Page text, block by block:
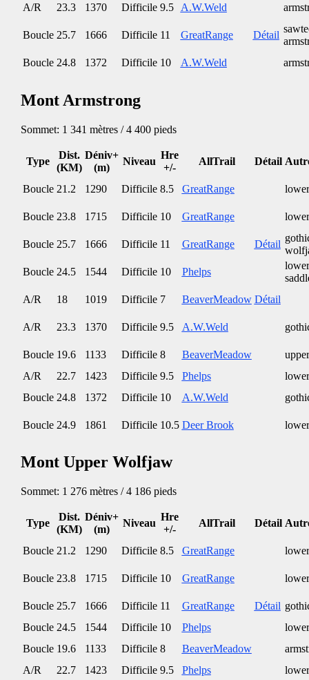
A/R 23.3 1370 Difficile 9.5 A.W.Weld
Boucle 25.7 1666 Difficile 11 GreatRange Détail
Boucle 24.8 1372 Difficile 10 A.W.Weld
Mont Armstrong
Sommet: 1 341 mètres / 4 400 pieds
Type
Dist.
(KM)
Déniv+
(m)
Niveau
Hre
+/-
AllTrail Détail
Boucle 21.2 1290 Difficile 8.5 GreatRange
Boucle 23.8 1715 Difficile 10 GreatRange
Boucle 25.7 1666 Difficile 11 GreatRange Détail
Boucle 24.5 1544 Difficile 10 Phelps
A/R
18 1019 Difficile 7 BeaverMeadow Détail
A/R 23.3 1370 Difficile 9.5 A.W.Weld
Boucle 19.6 1133 Difficile 8 BeaverMeadow
A/R
22.7 1423 Difficile 9.5 Phelps
Boucle 24.8 1372 Difficile 10 A.W.Weld
Boucle 24.9 1861 Difficile 10.5 Deer Brook
Mont Upper Wolfjaw
Sommet: 1 276 mètres / 4 186 pieds
Type
Dist.
(KM)
Déniv+
(m)
Niveau
Hre
+/-
AllTrail Détail
Boucle 21.2 1290 Difficile 8.5 GreatRange
Boucle 23.8 1715 Difficile 10 GreatRange
Boucle 25.7 1666 Difficile 11 GreatRange Détail
Boucle 24.5 1544 Difficile 10 Phelps
Boucle 19.6 1133 Difficile 8 BeaverMeadow
A/R
22.7 1423 Difficile 9.5 Phelps